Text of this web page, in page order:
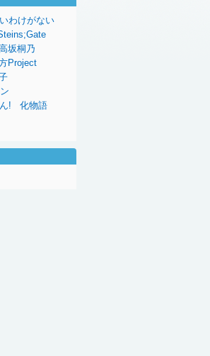
わけがない
坂桐乃
Project
!
化物語